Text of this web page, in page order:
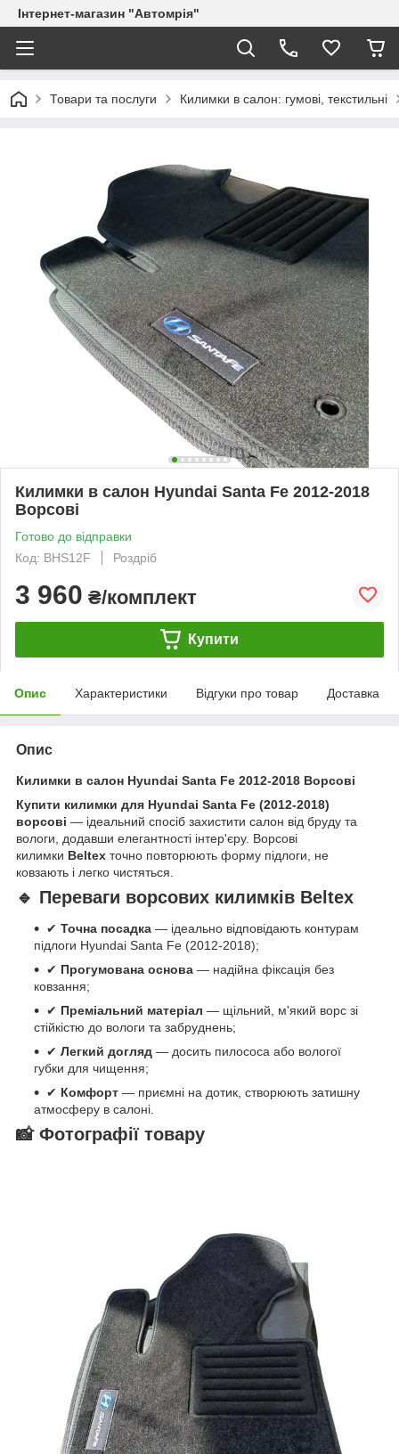
Інтернет-магазин "Автомрія"
Товари та послуги Килимки в салон: гумові, текстильні
Килимки в салон Hyundai Santa Fe 2012-2018
Ворсові
Готово до відправки
Код: BHS12F
Роздріб
3 960 ₴/комплект
Купити
Опис Характеристики Відгуки про товар Доставка
Опис
Килимки в салон Hyundai Santa Fe 2012-2018 Ворсові
Купити килимки для Hyundai Santa Fe (2012-2018)
ворсові — ідеальний спосіб захистити салон від бруду та
вологи, додавши елегантності інтер'єру. Ворсові
килимки Beltex точно повторюють форму підлоги, не
ковзають і легко чистяться.
🔹 Переваги ворсових килимків Beltex
✔ Точна посадка — ідеально відповідають контурам
підлоги Hyundai Santa Fe (2012-2018);
✔ Прогумована основа — надійна фіксація без
ковзання;
✔ Преміальний матеріал — щільний, м'який ворс зі
стійкістю до вологи та забруднень;
✔ Легкий догляд — досить пилососа або вологої
губки для чищення;
✔ Комфорт — приємні на дотик, створюють затишну
атмосферу в салоні.
📸 Фотографії товару